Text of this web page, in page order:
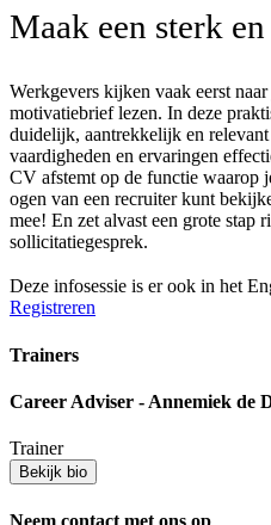
Maak een sterk
Werkgevers kijken vaak eerst
motivatiebrief lezen. In deze
duidelijk, aantrekkelijk en
vaardigheden en ervaringen
CV afstemt op de functie waarop
ogen van een recruiter kunt
mee! En zet alvast een grote stap
sollicitatiegesprek.
Deze infosessie is er ook in het
Registreren
Trainers
Career Adviser - Annemiek de
Trainer
Bekijk bio
Neem contact met ons op